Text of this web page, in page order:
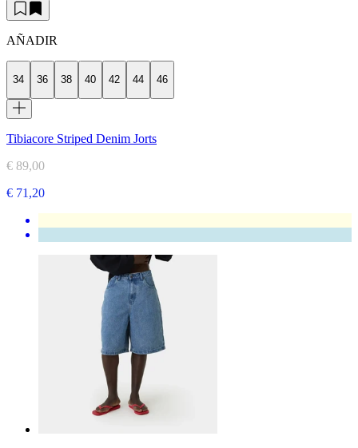
AÑADIR
34 36 38 40 42 44 46
Tibiacore Striped Denim Jorts
€ 89,00
€ 71,20